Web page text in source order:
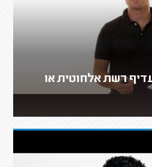
רשת אלחוטית או